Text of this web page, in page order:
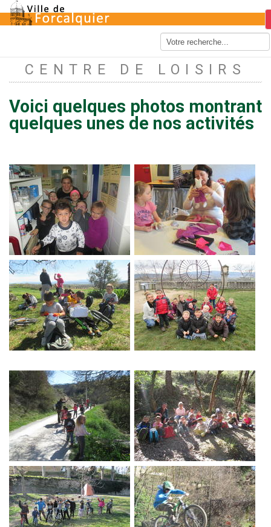
CENTRE DE LOISIRS
Voici quelques photos montrant
quelques unes de nos activités